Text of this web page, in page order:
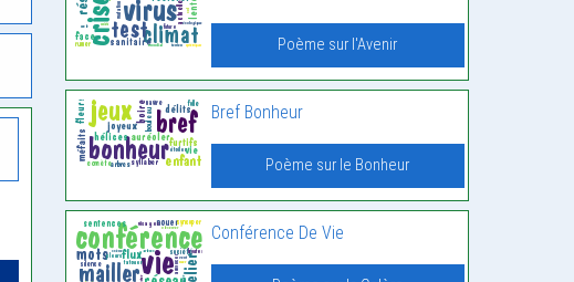
Poème sur l'Avenir
Bref Bonheur
Poème sur le Bonheur
Conférence De Vie